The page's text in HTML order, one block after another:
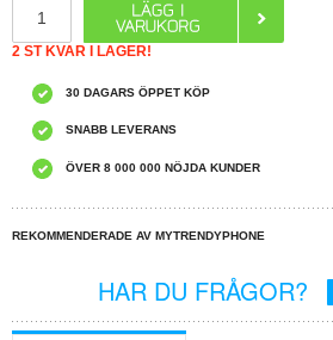
2 ST KVAR I LAGER!
30 DAGARS ÖPPET KÖP
SNABB LEVERANS
ÖVER 8 000 000 NÖJDA KUNDER
REKOMMENDERADE AV MYTRENDYPHONE
HAR DU FRÅGOR?